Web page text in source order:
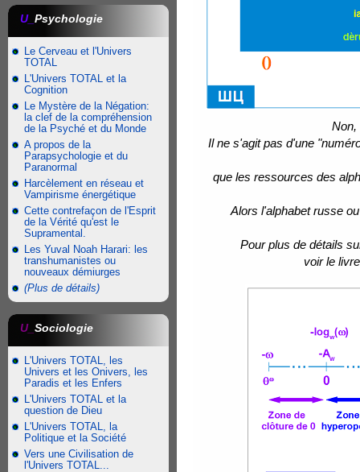
U_ Psychologie
Le Cerveau et l'Univers
TOTAL
L'Univers TOTAL et la
Cognition
Le Mystère de la Négation:
la clef de la compréhension
de la Psyché et du Monde
A propos de la
Parapsychologie et du
Paranormal
Harcèlement en réseau et
Vampirisme énergétique
Cette contrefaçon de l'Esprit
de la Vérité qu'est le
Supramental.
Les Yuval Noah Harari: les
transhumanistes ou
nouveaux démiurges
(Plus de détails)
U_ Sociologie
L'Univers TOTAL, les
Univers et les Onivers, les
Paradis et les Enfers
L'Univers TOTAL et la
question de Dieu
L'Univers TOTAL, la
Politique et la Société
Vers une Civilisation de
l'Univers TOTAL...
Non,
Il ne s'agit pas d'une
que les ressources des
Alors l'alphabet russe
Pour plus de détails
voir le